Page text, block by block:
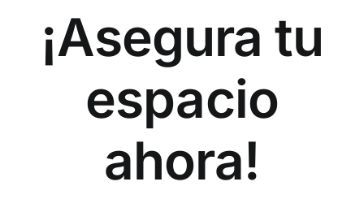
¡Asegura tu
espacio
ahora!